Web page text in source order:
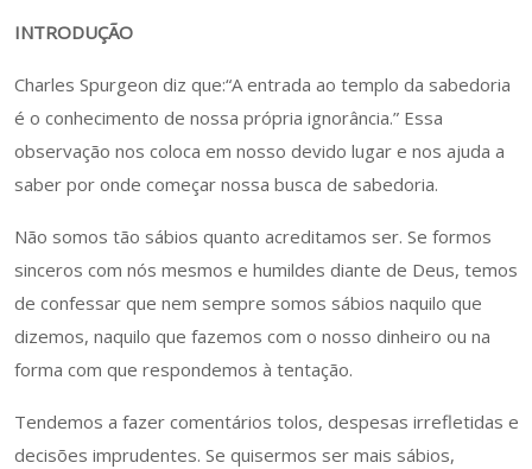
INTRODUÇÃO
Charles Spurgeon diz que:“A entrada ao templo da sabedoria
é o conhecimento de nossa própria ignorância.” Essa
observação nos coloca em nosso devido lugar e nos ajuda a
saber por onde começar nossa busca de sabedoria.
Não somos tão sábios quanto acreditamos ser. Se formos
sinceros com nós mesmos e humildes diante de Deus, temos
de confessar que nem sempre somos sábios naquilo que
dizemos, naquilo que fazemos com o nosso dinheiro ou na
forma com que respondemos à tentação.
Tendemos a fazer comentários tolos, despesas irrefletidas e
decisões imprudentes. Se quisermos ser mais sábios,